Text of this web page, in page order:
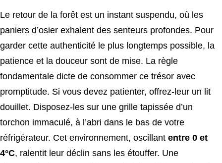
Le retour de la forêt est un instant suspendu, où les
paniers d’osier exhalent des senteurs profondes. Pour
garder cette authenticité le plus longtemps possible, la
patience et la douceur sont de mise. La règle
fondamentale dicte de consommer ce trésor avec
promptitude. Si vous devez patienter, offrez-leur un lit
douillet. Disposez-les sur une grille tapissée d’un
torchon immaculé, à l’abri dans le bas de votre
réfrigérateur. Cet environnement, oscillant entre 0 et
4°C, ralentit leur déclin sans les étouffer. Une